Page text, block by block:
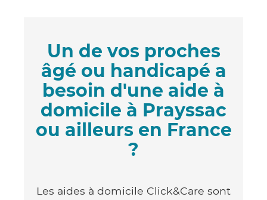
Un de vos proches
âgé ou handicapé a
besoin d'une aide à
domicile à Prayssac
ou ailleurs en France
?
Les aides à domicile Click&Care sont